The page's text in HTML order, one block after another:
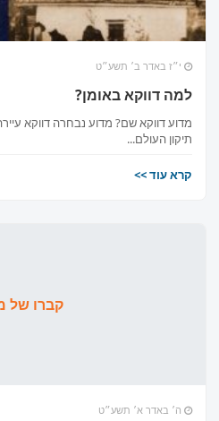
י״ז באדר ב׳ תשע״ט
למה דווקא באומן?
מדוע דווקא שם? מדוע נבחרה דווקא
תיקון העולם...
קרא עוד >>
קברו של
ה׳ באדר א׳ תשע״ט